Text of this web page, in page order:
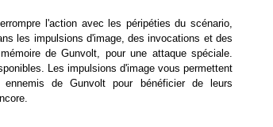
l'action avec les péripéties du scénario,
les impulsions d'image, des invocations et des
de Gunvolt, pour une attaque spéciale.
Les impulsions d'image vous permettent
de Gunvolt pour bénéficier de leurs